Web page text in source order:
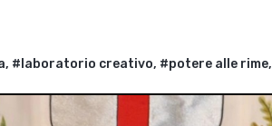
, #laboratorio creativo, #potere alle rime,